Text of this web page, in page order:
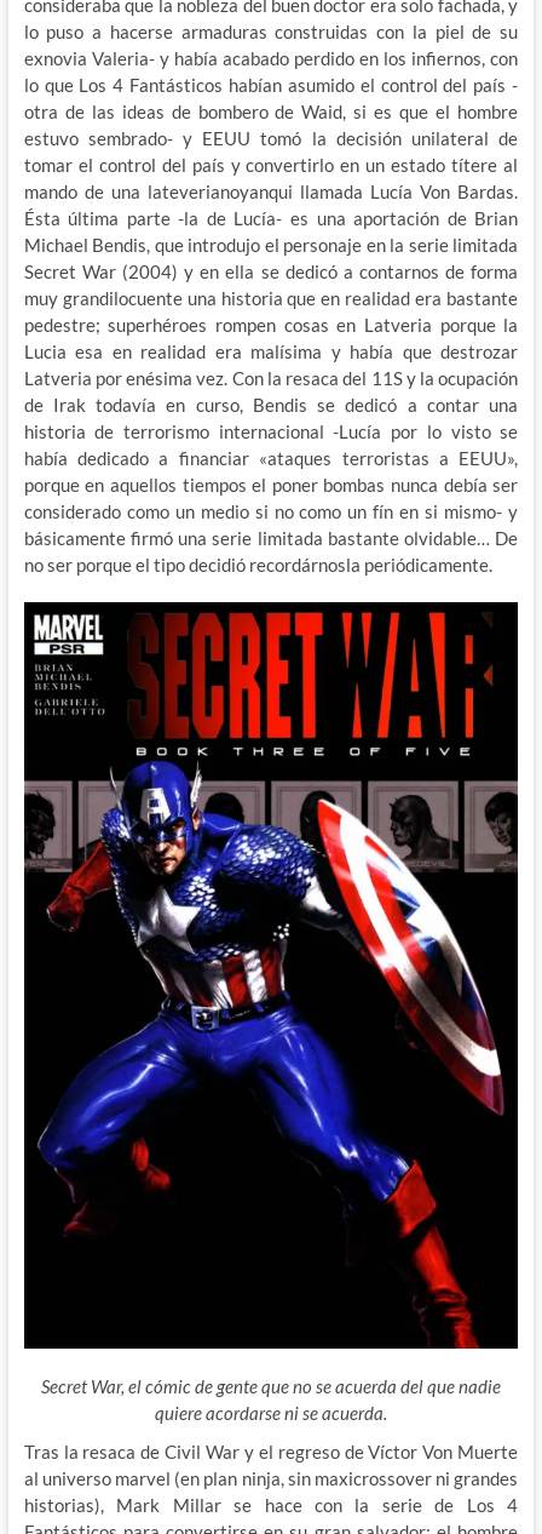
consideraba que la nobleza del buen doctor era solo fachada, y
lo puso a hacerse armaduras construidas con la piel de su
exnovia Valeria- y había acabado perdido en los infiernos, con
lo que Los 4 Fantásticos habían asumido el control del país -
otra de las ideas de bombero de Waid, si es que el hombre
estuvo sembrado- y EEUU tomó la decisión unilateral de
tomar el control del país y convertirlo en un estado títere al
mando de una lateverianoyanqui llamada Lucía Von Bardas.
Ésta última parte -la de Lucía- es una aportación de Brian
Michael Bendis, que introdujo el personaje en la serie limitada
Secret War (2004) y en ella se dedicó a contarnos de forma
muy grandilocuente una historia que en realidad era bastante
pedestre; superhéroes rompen cosas en Latveria porque la
Lucia esa en realidad era malísima y había que destrozar
Latveria por enésima vez. Con la resaca del 11S y la ocupación
de Irak todavía en curso, Bendis se dedicó a contar una
historia de terrorismo internacional -Lucía por lo visto se
había dedicado a financiar «ataques terroristas a EEUU»,
porque en aquellos tiempos el poner bombas nunca debía ser
considerado como un medio si no como un fín en si mismo- y
básicamente firmó una serie limitada bastante olvidable… De
no ser porque el tipo decidió recordárnosla periódicamente.
Secret War, el cómic de gente que no se acuerda del que nadie
quiere acordarse ni se acuerda.
Tras la resaca de Civil War y el regreso de Víctor Von Muerte
al universo marvel (en plan ninja, sin maxicrossover ni grandes
historias), Mark Millar se hace con la serie de Los 4